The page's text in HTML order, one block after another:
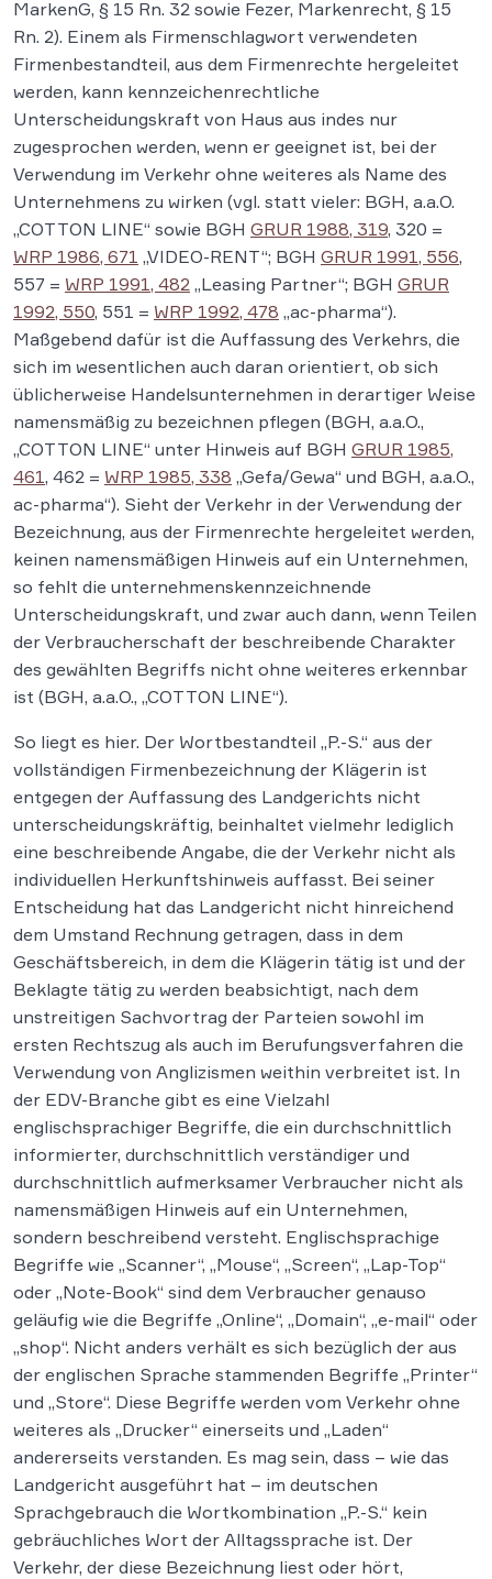
MarkenG, § 15 Rn. 32 sowie Fezer, Markenrecht, § 15
Rn. 2). Einem als Firmenschlagwort verwendeten
Firmenbestandteil, aus dem Firmenrechte hergeleitet
werden, kann kennzeichenrechtliche
Unterscheidungskraft von Haus aus indes nur
zugesprochen werden, wenn er geeignet ist, bei der
Verwendung im Verkehr ohne weiteres als Name des
Unternehmens zu wirken (vgl. statt vieler: BGH, a.a.O.
„COTTON LINE“ sowie BGH GRUR 1988, 319, 320 =
WRP 1986, 671 „VIDEO-RENT“; BGH GRUR 1991, 556,
557 = WRP 1991, 482 „Leasing Partner“; BGH GRUR
1992, 550, 551 = WRP 1992, 478 „ac-pharma“).
Maßgebend dafür ist die Auffassung des Verkehrs, die
sich im wesentlichen auch daran orientiert, ob sich
üblicherweise Handelsunternehmen in derartiger Weise
namensmäßig zu bezeichnen pflegen (BGH, a.a.O.,
„COTTON LINE“ unter Hinweis auf BGH GRUR 1985,
461, 462 = WRP 1985, 338 „Gefa/Gewa“ und BGH, a.a.O.,
ac-pharma“). Sieht der Verkehr in der Verwendung der
Bezeichnung, aus der Firmenrechte hergeleitet werden,
keinen namensmäßigen Hinweis auf ein Unternehmen,
so fehlt die unternehmenskennzeichnende
Unterscheidungskraft, und zwar auch dann, wenn Teilen
der Verbraucherschaft der beschreibende Charakter
des gewählten Begriffs nicht ohne weiteres erkennbar
ist (BGH, a.a.O., „COTTON LINE“).
So liegt es hier. Der Wortbestandteil „P.-S.“ aus der
vollständigen Firmenbezeichnung der Klägerin ist
entgegen der Auffassung des Landgerichts nicht
unterscheidungskräftig, beinhaltet vielmehr lediglich
eine beschreibende Angabe, die der Verkehr nicht als
individuellen Herkunftshinweis auffasst. Bei seiner
Entscheidung hat das Landgericht nicht hinreichend
dem Umstand Rechnung getragen, dass in dem
Geschäftsbereich, in dem die Klägerin tätig ist und der
Beklagte tätig zu werden beabsichtigt, nach dem
unstreitigen Sachvortrag der Parteien sowohl im
ersten Rechtszug als auch im Berufungsverfahren die
Verwendung von Anglizismen weithin verbreitet ist. In
der EDV-Branche gibt es eine Vielzahl
englischsprachiger Begriffe, die ein durchschnittlich
informierter, durchschnittlich verständiger und
durchschnittlich aufmerksamer Verbraucher nicht als
namensmäßigen Hinweis auf ein Unternehmen,
sondern beschreibend versteht. Englischsprachige
Begriffe wie „Scanner“, „Mouse“, „Screen“, „Lap-Top“
oder „Note-Book“ sind dem Verbraucher genauso
geläufig wie die Begriffe „Online“, „Domain“, „e-mail“ oder
„shop“. Nicht anders verhält es sich bezüglich der aus
der englischen Sprache stammenden Begriffe „Printer“
und „Store“. Diese Begriffe werden vom Verkehr ohne
weiteres als „Drucker“ einerseits und „Laden“
andererseits verstanden. Es mag sein, dass – wie das
Landgericht ausgeführt hat – im deutschen
Sprachgebrauch die Wortkombination „P.-S.“ kein
gebräuchliches Wort der Alltagssprache ist. Der
Verkehr, der diese Bezeichnung liest oder hört,